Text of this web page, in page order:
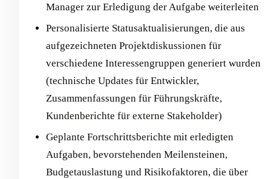
Manager zur Erledigung der Aufgabe weiterleiten
Personalisierte Statusaktualisierungen, die aus
aufgezeichneten Projektdiskussionen für
verschiedene Interessengruppen generiert wurden
(technische Updates für Entwickler,
Zusammenfassungen für Führungskräfte,
Kundenberichte für externe Stakeholder)
Geplante Fortschrittsberichte mit erledigten
Aufgaben, bevorstehenden Meilensteinen,
Budgetauslastung und Risikofaktoren, die über